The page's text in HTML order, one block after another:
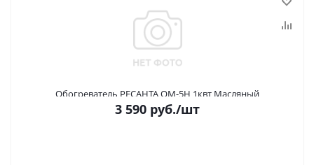
Обогреватель РЕСАНТА ОМ-5Н 1квт Масляный
3 590 руб./шт